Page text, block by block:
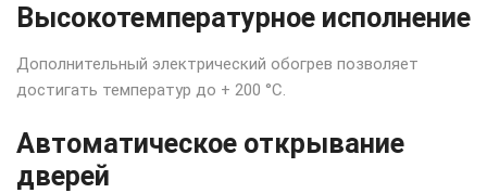
Высокотемпературное исполнение
Дополнительный электрический обогрев позволяет
достигать температур до + 200 °C.
Автоматическое открывание
дверей